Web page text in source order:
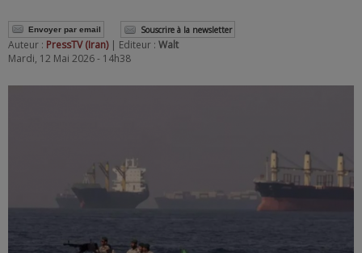
Envoyer par email Souscrire à la newsletter
Auteur : PressTV (Iran) | Editeur : Walt
Mardi, 12 Mai 2026 - 14h38